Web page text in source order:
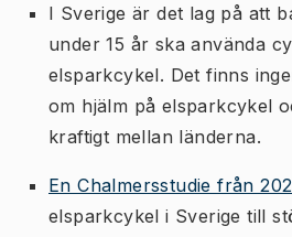
I Sverige är det lag på att
under 15 år ska använda
elsparkcykel. Det finns
om hjälm på elsparkcykel
kraftigt mellan länderna.
En Chalmersstudie från
elsparkcykel i Sverige till